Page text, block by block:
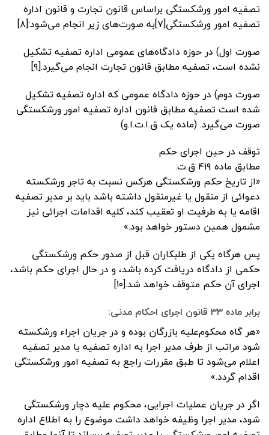
تصفیه امور ورشکستگی براساس قانون تجارت و قانون اداره
تصفیه امور ورشکستگی[۷]به صورت‌های زیر انجام می‌شود:[۸]
صورت اول) در حوزه دادگاه‌های عمومی اداره تصفیه تشکیل
نشده است، تصفیه مطابق قانون تجارت انجام می‌گیرد.[۹]
صورت دوم) در حوزه دادگاه عمومی که اداره تصفیه تشکیل
شده است تصفیه مطابق قانون اداره تصفیه امور ورشکستگی
صورت می‌گیرد. (ماده یک ق.ا.ت.ا.و)
توقف در حین اجرای حکم
مطابق ماده ۴۱۹ ق.ت:
«از تاریخ حکم ورشکستگی هرکس نسبت به تاجر ورشکسته
دعوائی از منقول یا غیرمنقول داشته باشد باید بر مدیر تصفیه
اقامه یا به طرفیت او تعقیب کند، کلیه اقدامات اجرائی نیز
مشمول همین دستور خواهد بود.»
پس هرگاه یکی از طلبکاران قبل از صدور حکم ورشکستگی
حکمی از دادگاه دریافت کرده باشد، و در حال اجرای حکم باشد،
اجرای آن حکم متوقف خواهد شد.[۱۰]
برابر ماده ۳۳ قانون اجرای احکام مدنی:
«هر گاه محکوم‌علیه بازرگان بوده و در جریان اجراء ورشکسته
شود مراتب از طرف مدیر اجرا به اداره تصفیه یا مدیر تصفیه
اعلام می‌شود ‌تا طبق مقررات راجع به تصفیه امور ورشکستگی
اقدام گردد.»
اگر در جریان عملیات اجرایی، محکوم علیه دچار ورشکستگی
شود، مدیر اجرا وظیفه خواهد داشت موضوع را به اطلاع اداره